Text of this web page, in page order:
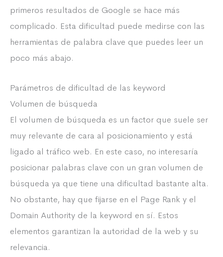
primeros resultados de Google se hace más
complicado. Esta dificultad puede medirse con las
herramientas de palabra clave que puedes leer un
poco más abajo.
Parámetros de dificultad de las keyword
Volumen de búsqueda
El volumen de búsqueda es un factor que suele ser
muy relevante de cara al posicionamiento y está
ligado al tráfico web. En este caso, no interesaría
posicionar palabras clave con un gran volumen de
búsqueda ya que tiene una dificultad bastante alta.
No obstante, hay que fijarse en el Page Rank y el
Domain Authority de la keyword en sí. Estos
elementos garantizan la autoridad de la web y su
relevancia.